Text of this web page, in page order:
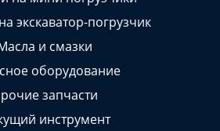
экскаватор-погрузчик
и смазки
оборудование
запчасти
инструмент